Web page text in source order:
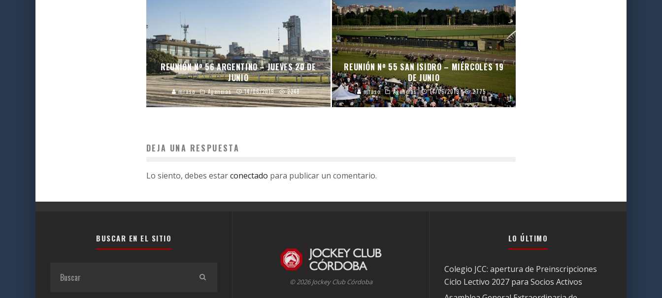
REUNIÓN Nº 56 ARGENTINO – JUEVES 20 DE
JUNIO
mraso Agencias 14/06/2019 2248
REUNIÓN Nº 55 SAN ISIDRO – MIÉRCOLES 19
DE JUNIO
mraso Agencias 14/06/2019 2775
DEJA UNA RESPUESTA
Lo siento, debes estarconectado para publicar un comentario.
BUSCAR EN EL SITIO
© 2026 Jockey Club Córdoba
LO ÚLTIMO
Colegio JCC: apertura de Preinscripciones
Ciclo Lectivo 2027 para Socios Activos